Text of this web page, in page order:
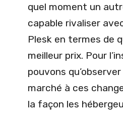
quel moment un
capable rivaliser
Plesk en termes de
meilleur prix. Pour
pouvons
marché à ces
la façon les